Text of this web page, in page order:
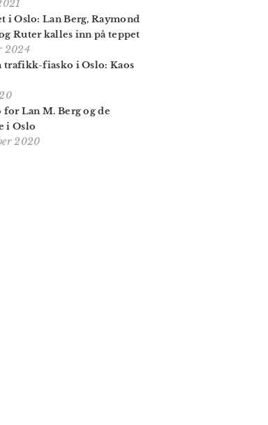
i Oslo: Lan Berg, Raymond
Ruter kalles inn på teppet
2024
trafikk-fiasko i Oslo: Kaos
for Lan M. Berg og de
i Oslo
2020